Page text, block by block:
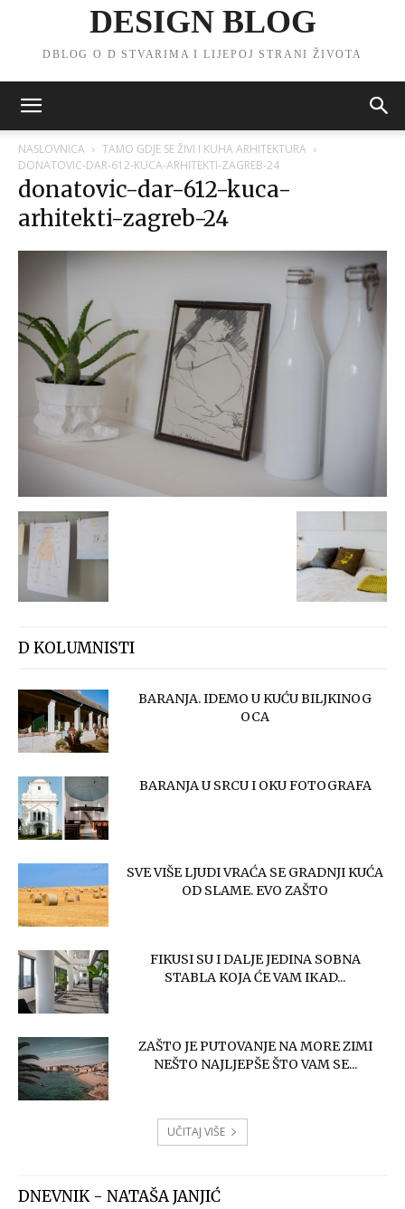
DESIGN BLOG
DBLOG O D STVARIMA I LIJEPOJ STRANI ŽIVOTA
NASLOVNICA
TAMO GDJE SE ŽIVI I KUHA ARHITEKTURA
DONATOVIC-DAR-612-KUCA-ARHITEKTI-ZAGREB-24
donatovic-dar-612-kuca-
arhitekti-zagreb-24
D KOLUMNISTI
BARANJA. IDEMO U KUĆU BILJKINOG
OCA
BARANJA U SRCU I OKU FOTOGRAFA
SVE VIŠE LJUDI VRAĆA SE GRADNJI KUĆA
OD SLAME. EVO ZAŠTO
FIKUSI SU I DALJE JEDINA SOBNA
STABLA KOJA ĆE VAM IKAD...
ZAŠTO JE PUTOVANJE NA MORE ZIMI
NEŠTO NAJLJEPŠE ŠTO VAM SE...
UČITAJ VIŠE
DNEVNIK - NATAŠA JANJIĆ